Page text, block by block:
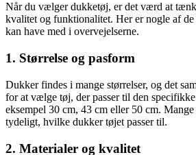
Når du vælger dukketøj, er det værd at
kvalitet og funktionalitet. Her er nogle af
kan have med i overvejelserne.
1. Størrelse og pasform
Dukker findes i mange størrelser, og det
for at vælge tøj, der passer til den
eksempel 30 cm, 43 cm eller 50 cm.
tydeligt, hvilke dukker tøjet passer til.
2. Materialer og kvalitet